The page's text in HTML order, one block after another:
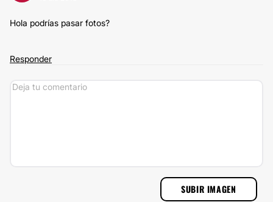
Hola podrías pasar fotos?
Responder
SUBIR IMAGEN